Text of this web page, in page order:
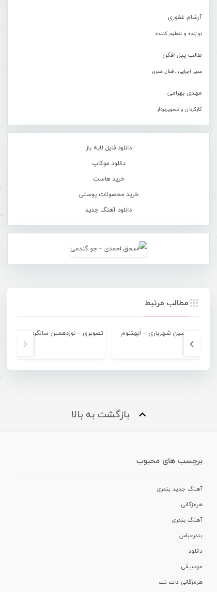
آرشام غفوری
نوازنده و تنظیم کننده
طالب پیل افکن
مدیر اجرایی ، فعال هنری
مهدی بهرامی
کارگردان و تصویربردار
دانلود فایل لایه باز
دانلود موکاپ
خرید هاست
خرید محصولات پوستی
دانلود آهنگ جدید
مطالب مرتبط
یاسین شهریاری – اَیَهتنوم
بازگشت به بالا
برچسب های محبوب
آهنگ جدید بندری
هرمزگانی
آهنگ بندری
بندرعباس
دانلود
موسیقی
هرمزگانی دات نت